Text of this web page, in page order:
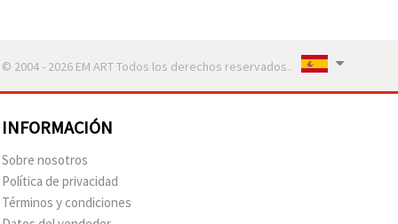
© 2004 - 2026 EM ART Todos los derechos reservados..
INFORMACIÓN
Sobre nosotros
Política de privacidad
Términos y condiciones